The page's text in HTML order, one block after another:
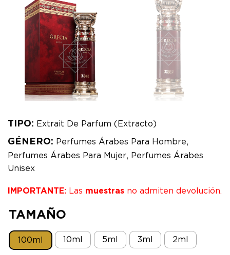
TIPO: Extrait De Parfum (Extracto)
GÉNERO: Perfumes Árabes Para Hombre,
Perfumes Árabes Para Mujer, Perfumes Árabes
Unisex
IMPORTANTE: Las muestras no admiten devolución.
TAMAÑO
100ml 10ml 5ml 3ml 2ml